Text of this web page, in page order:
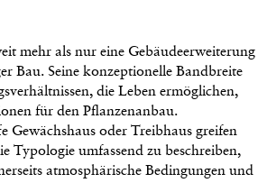
mehr als nur eine Gebäudeerweiterung
Bau. Seine konzeptionelle Bandbreite
die Leben ermöglichen,
für den Pflanzenanbau.
Gewächshaus oder Treibhaus greifen
Typologie umfassend zu beschreiben,
atmosphärische Bedingungen und